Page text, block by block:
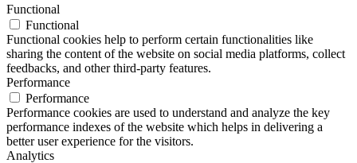
Functional
Functional
Functional cookies help to perform certain functionalities like
sharing the content of the website on social media platforms, collect
feedbacks, and other third-party features.
Performance
Performance
Performance cookies are used to understand and analyze the key
performance indexes of the website which helps in delivering a
better user experience for the visitors.
Analytics